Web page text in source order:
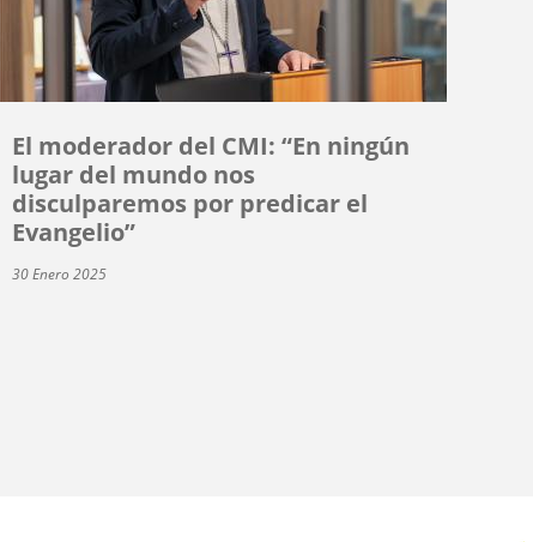
El moderador del CMI: “En ningún
lugar del mundo nos
disculparemos por predicar el
Evangelio”
30 Enero 2025